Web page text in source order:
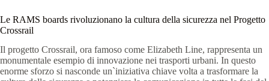
Le RAMS boards rivoluzionano la cultura della sicurezza nel Progetto
Crossrail
Il progetto Crossrail, ora famoso come Elizabeth Line, rappresenta un
monumentale esempio di innovazione nei trasporti urbani. In questo
enorme sforzo si nasconde un`iniziativa chiave volta a trasformare la